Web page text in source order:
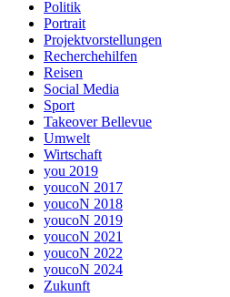
Politik
Portrait
Projektvorstellungen
Recherchehilfen
Reisen
Social Media
Sport
Takeover Bellevue
Umwelt
Wirtschaft
you 2019
youcoN 2017
youcoN 2018
youcoN 2019
youcoN 2021
youcoN 2022
youcoN 2024
Zukunft